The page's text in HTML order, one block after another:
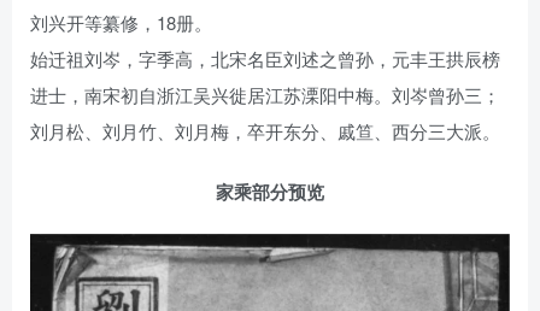
刘兴开等纂修，18册。
始迁祖刘岑，字季高，北宋名臣刘述之曾孙，元丰王拱辰榜
进士，南宋初自浙江吴兴徙居江苏溧阳中梅。刘岑曾孙三；
刘月松、刘月竹、刘月梅，卒开东分、戚笪、西分三大派。
家乘部分预览